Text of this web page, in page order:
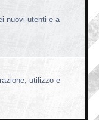
nuovi utenti e a
utilizzo e